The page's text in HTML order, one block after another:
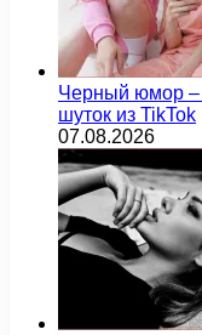
Черный юмор –
шуток из TikTok
07.08.2026